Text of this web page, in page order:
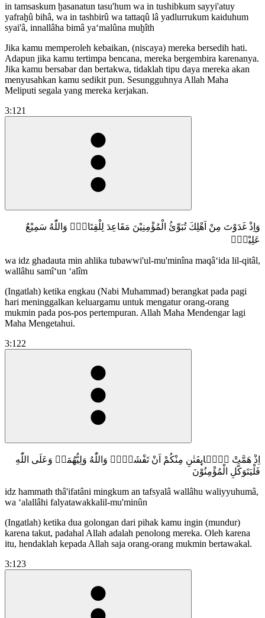
in tamsaskum ḫasanatun tasu'hum wa in tushibkum sayyi'atuy
yafraḫû bihâ, wa in tashbirû wa tattaqû lâ yadlurrukum kaiduhum
syai'â, innallâha bimâ ya‘malûna muḫîth
Jika kamu memperoleh kebaikan, (niscaya) mereka bersedih hati.
Adapun jika kamu tertimpa bencana, mereka bergembira karenanya.
Jika kamu bersabar dan bertakwa, tidaklah tipu daya mereka akan
menyusahkan kamu sedikit pun. Sesungguhnya Allah Maha
Meliputi segala yang mereka kerjakan.
3:121
وَاِذْ غَدَوْتَ مِنْ اَهْلِكَ تُبَوِّئُ الْمُؤْمِنِيْنَ مَقَاعِدَ لِلْقِتَالِۗ وَاللّٰهُ سَمِيْعٌ
عَلِيْمٌۙ
wa idz ghadauta min ahlika tubawwi'ul-mu'minîna maqâ‘ida lil-qitâl,
wallâhu samî‘un ‘alîm
(Ingatlah) ketika engkau (Nabi Muhammad) berangkat pada pagi
hari meninggalkan keluargamu untuk mengatur orang-orang
mukmin pada pos-pos pertempuran. Allah Maha Mendengar lagi
Maha Mengetahui.
3:122
اِذْ هَمَّتْ طَّۤاىِٕفَتٰنِ مِنْكُمْ اَنْ تَفْشَلَاۙ وَاللّٰهُ وَلِيُّهُمَاۗ وَعَلَى اللّٰهِ
فَلْيَتَوَكَّلِ الْمُؤْمِنُوْنَ
idz hammath thâ'ifatâni mingkum an tafsyalâ wallâhu waliyyuhumâ,
wa ‘alallâhi falyatawakkalil-mu'minûn
(Ingatlah) ketika dua golongan dari pihak kamu ingin (mundur)
karena takut, padahal Allah adalah penolong mereka. Oleh karena
itu, hendaklah kepada Allah saja orang-orang mukmin bertawakal.
3:123